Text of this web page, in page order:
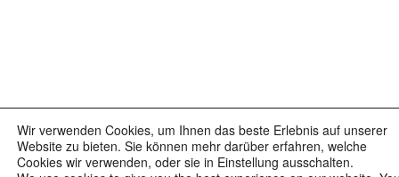
Wir verwenden Cookies, um Ihnen das beste Erlebnis auf unserer
Website zu bieten. Sie können mehr darüber erfahren, welche
Cookies wir verwenden, oder sie in Einstellung ausschalten.